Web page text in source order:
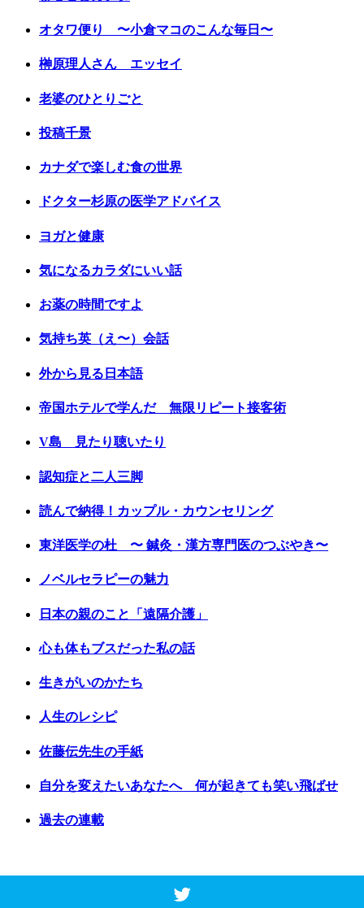
オタワ便り 〜小倉マコのこんな毎日〜
榊原理人さん エッセイ
老婆のひとりごと
投稿千景
カナダで楽しむ食の世界
ドクター杉原の医学アドバイス
ヨガと健康
気になるカラダにいい話
お薬の時間ですよ
気持ち英（え〜）会話
外から見る日本語
帝国ホテルで学んだ 無限リピート接客術
V島 見たり聴いたり
認知症と二人三脚
読んで納得！カップル・カウンセリング
東洋医学の杜 〜 鍼灸・漢方専門医のつぶやき〜
ノベルセラピーの魅力
日本の親のこと「遠隔介護」
心も体もブスだった私の話
生きがいのかたち
人生のレシピ
佐藤伝先生の手紙
自分を変えたいあなたへ 何が起きても笑い飛ばせ
過去の連載